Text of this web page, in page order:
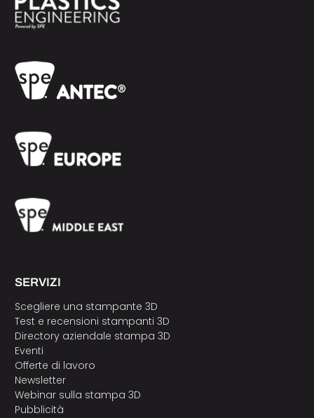
SERVIZI
Scegliere una stampante 3D
Test e recensioni stampanti 3D
Directory aziendale stampa 3D
Eventi
Offerte di lavoro
Newsletter
Webinar sulla stampa 3D
Pubblicità